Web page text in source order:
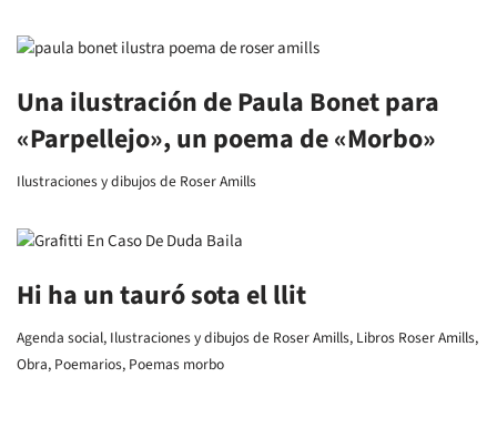
Una ilustración de Paula Bonet para
«Parpellejo», un poema de «Morbo»
Ilustraciones y dibujos de Roser Amills
Hi ha un tauró sota el llit
Agenda social, Ilustraciones y dibujos de Roser Amills, Libros Roser Amills,
Obra, Poemarios, Poemas morbo